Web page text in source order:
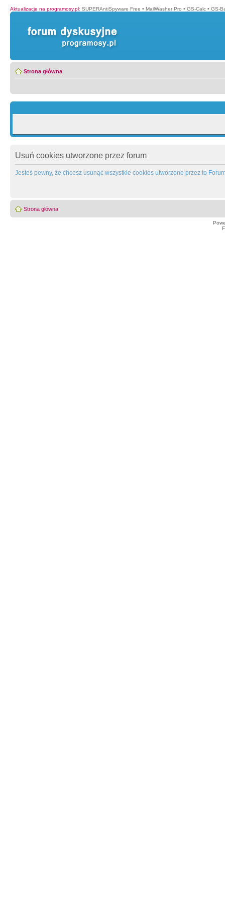
Aktualizacje na programosy.pl: SUPERAntiSpyware Free • MailWasher Pro • GS-Calc • GS-
Strona główna
Usuń cookies utworzone przez forum
Jesteś pewny, że chcesz usunąć wszystkie cookies utworzone przez to
Strona główna